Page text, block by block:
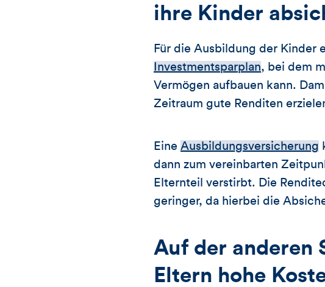
ihre Kinder
Für die Ausbildung der Kinder
Investmentsparplan, bei dem
Vermögen aufbauen kann.
Zeitraum gute Renditen
Eine Ausbildungsversicherung
dann zum vereinbarten
Elternteil verstirbt. Die
geringer, da hierbei die
Auf der anderen
Eltern hohe